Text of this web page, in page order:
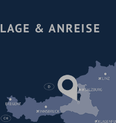
LAGE & ANREISE